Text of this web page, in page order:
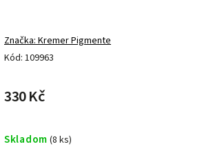
Kód: 109963
Značka:Kremer Pigmente
330 Kč
Skladom (8 ks)